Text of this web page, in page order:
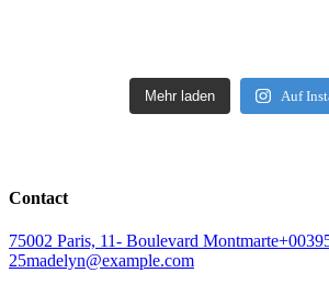
Mehr laden Auf
Contact
75002 Paris, 11- Boulevard Montmarte
25madelyn@example.com